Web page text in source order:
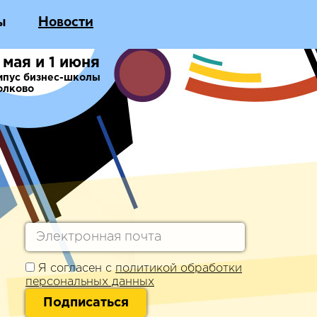
Новости
мая и 1 июня
бизнес-школы
Я согласен сполитикой обработки
персональных данных